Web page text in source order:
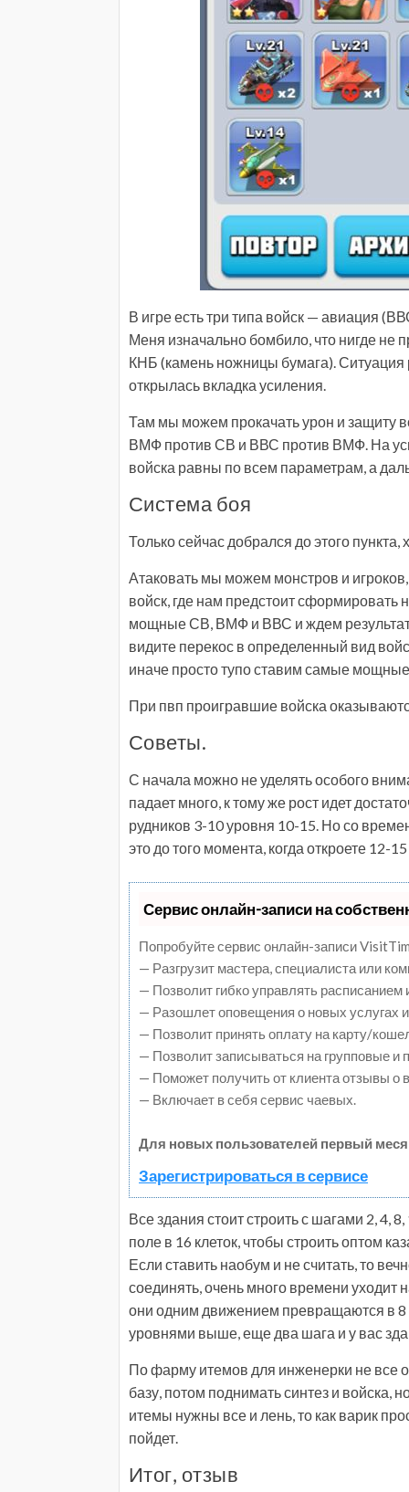
В игре есть три типа войск — авиация
Меня изначально бомбило, что нигде не
КНБ (камень ножницы бумага). Ситуация
открылась вкладка усиления.
Там мы можем прокачать урон и защиту
ВМФ против СВ и ВВС против ВМФ. На
войска равны по всем параметрам, а
Система боя
Только сейчас добрался до этого
Атаковать мы можем монстров и
войск, где нам предстоит
мощные СВ, ВМФ и ВВС и ждем
видите перекос в определенный вид
иначе просто тупо ставим самые
При пвп проигравшие войска
Советы.
С начала можно не уделять особого
падает много, к тому же рост идет
рудников 3-10 уровня 10-15. Но со
это до того момента, когда откроете 12-
Сервис онлайн-записи на
Попробуйте сервис онлайн-записи
— Разгрузит мастера, специалиста или
— Позволит гибко управлять расписанием
— Разошлет оповещения о новых услугах
— Позволит принять оплату на карту/
— Позволит записываться на групповые
— Поможет получить от клиента отзывы о
— Включает в себя сервис чаевых.
Для новых пользователей первый
Зарегистрироваться в сервисе
Все здания стоит строить с шагами 2, 4,
поле в 16 клеток, чтобы строить оптом
Если ставить наобум и не считать, то
соединять, очень много времени уходит
они одним движением превращаются в
уровнями выше, еще два шага и у вас
По фарму итемов для инженерки не все
базу, потом поднимать синтез и войска,
итемы нужны все и лень, то как варик
пойдет.
Итог, отзыв